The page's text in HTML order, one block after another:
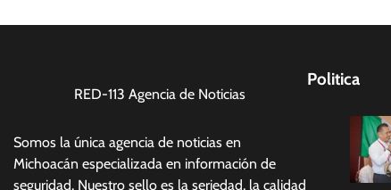
RED-113 Agencia de Noticias
Somos la única agencia de noticias en
Michoacán especializada en información de
seguridad. Nuestro sello es la seriedad, la calidad
Politica